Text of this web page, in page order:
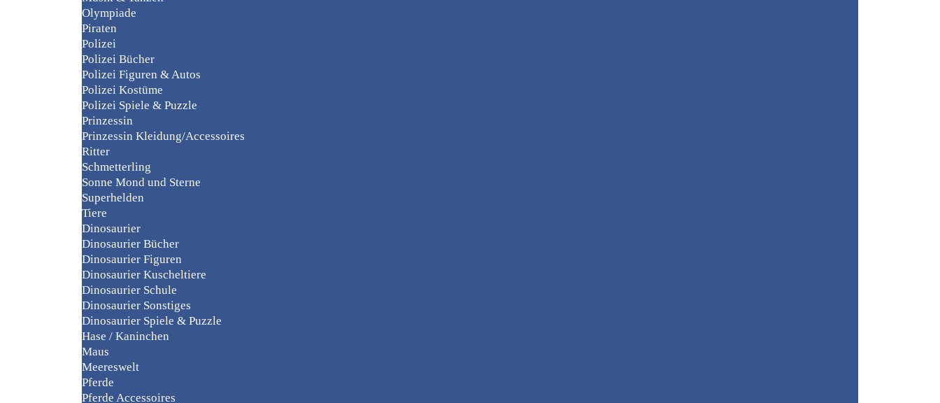
Olympiade
Piraten
Polizei
Polizei Bücher
Polizei Figuren & Autos
Polizei Kostüme
Polizei Spiele & Puzzle
Prinzessin
Prinzessin Kleidung/Accessoires
Ritter
Schmetterling
Sonne Mond und Sterne
Superhelden
Tiere
Dinosaurier
Dinosaurier Bücher
Dinosaurier Figuren
Dinosaurier Kuscheltiere
Dinosaurier Schule
Dinosaurier Sonstiges
Dinosaurier Spiele & Puzzle
Hase / Kaninchen
Maus
Meereswelt
Pferde
Pferde Accessoires